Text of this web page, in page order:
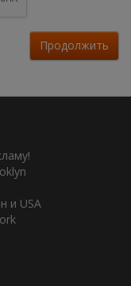
Продолжить
и USA